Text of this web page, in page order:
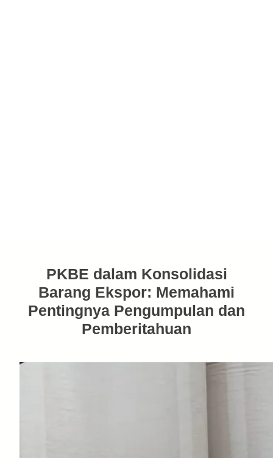
PKBE dalam Konsolidasi
Barang Ekspor: Memahami
Pentingnya Pengumpulan dan
Pemberitahuan